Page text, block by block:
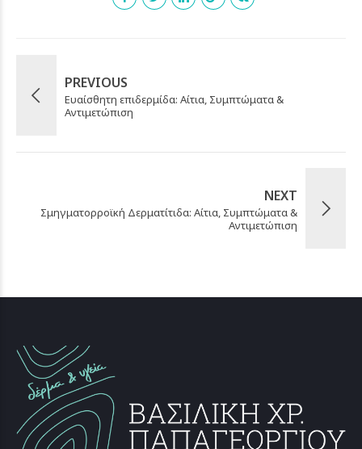
PREVIOUS
Ευαίσθητη επιδερμίδα: Αίτια, Συμπτώματα &
Αντιμετώπιση
NEXT
Σμηγματορροϊκή Δερματίτιδα: Αίτια, Συμπτώματα &
Αντιμετώπιση